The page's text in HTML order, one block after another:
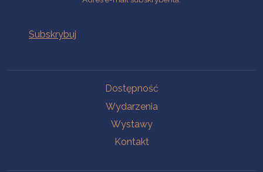
Dostępność
Wydarzenia
Wystawy
Kontakt